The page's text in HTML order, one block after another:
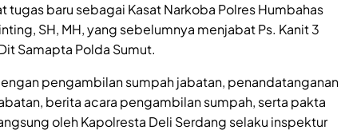
tugas baru sebagai Kasat Narkoba Polres Humbahas
SH, MH, yang sebelumnya menjabat Ps. Kanit 3
Samapta Polda Sumut.
pengambilan sumpah jabatan, penandatanganan
berita acara pengambilan sumpah, serta pakta
oleh Kapolresta Deli Serdang selaku inspektur